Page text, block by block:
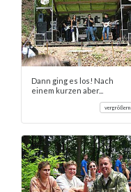
Dann ging es los! Nach
einem kurzen aber...
vergrößern